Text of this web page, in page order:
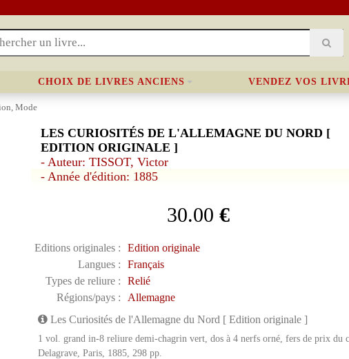
CHOIX DE LIVRES ANCIENS VENDEZ VOS
Mode
LES CURIOSITÉS DE L'ALLEMAGNE DU NORD [
EDITION ORIGINALE ]
- Auteur: TISSOT, Victor
- Année d'édition: 1885
30.00 €
Editions originales :
Edition originale
Langues :
Français
Types de reliure :
Relié
Régions/pays :
Allemagne
Les Curiosités de l'Allemagne du Nord [ Edition originale ]
1 vol. grand in-8 reliure demi-chagrin vert, dos à 4 nerfs orné, fers de prix du
Delagrave, Paris, 1885, 298 pp.